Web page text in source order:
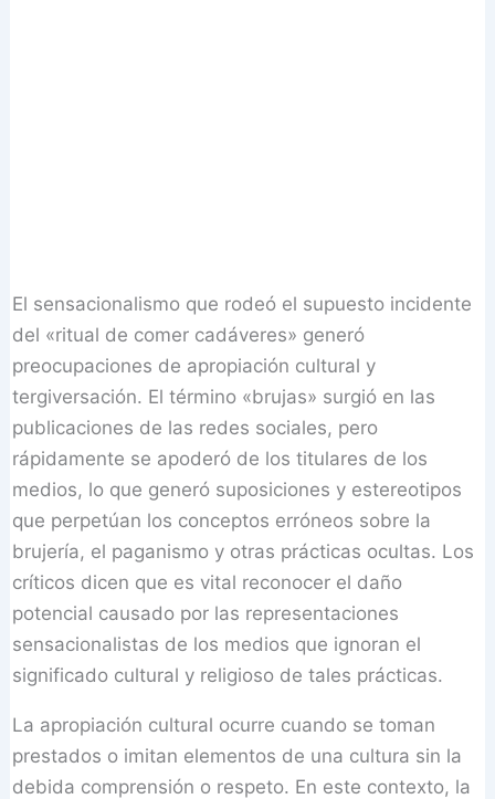
El sensacionalismo que rodeó el supuesto incidente
del «ritual de comer cadáveres» generó
preocupaciones de apropiación cultural y
tergiversación. El término «brujas» surgió en las
publicaciones de las redes sociales, pero
rápidamente se apoderó de los titulares de los
medios, lo que generó suposiciones y estereotipos
que perpetúan los conceptos erróneos sobre la
brujería, el paganismo y otras prácticas ocultas. Los
críticos dicen que es vital reconocer el daño
potencial causado por las representaciones
sensacionalistas de los medios que ignoran el
significado cultural y religioso de tales prácticas.
La apropiación cultural ocurre cuando se toman
prestados o imitan elementos de una cultura sin la
debida comprensión o respeto. En este contexto, la